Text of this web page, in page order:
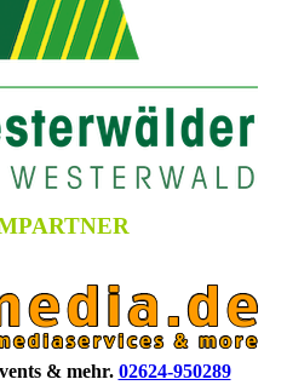
& mehr. 02624-950289